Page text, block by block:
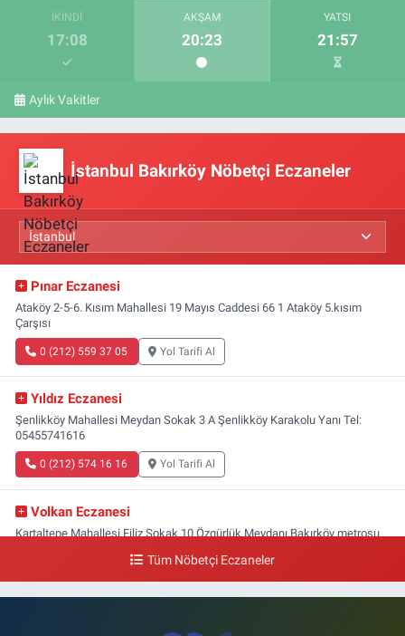
İKINDI
17:08
AKŞAM
20:23
YATSI
21:57
Aylık Vakitler
İstanbul Bakırköy Nöbetçi Eczaneler
Pınar Eczanesi
Ataköy 2-5-6. Kısım Mahallesi 19 Mayıs Caddesi 66 1 Ataköy 5.kısım
Çarşısı
0 (212) 559 37 05 Yol Tarifi Al
Yıldız Eczanesi
Şenlikköy Mahallesi Meydan Sokak 3 A Şenlikköy Karakolu Yanı Tel:
05455741616
0 (212) 574 16 16 Yol Tarifi Al
Volkan Eczanesi
Kartaltepe Mahallesi Filiz Sokak 10 Özgürlük Meydanı,Bakırköy metrosu
Tüm Nöbetçi Eczaneler